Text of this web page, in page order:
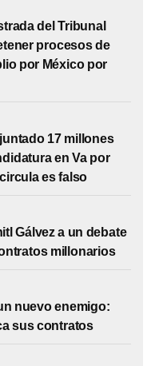
del Tribunal
procesos de
por México por
17 millones
en Va por
es falso
Gálvez a un debate
millonarios
nuevo enemigo:
sus contratos